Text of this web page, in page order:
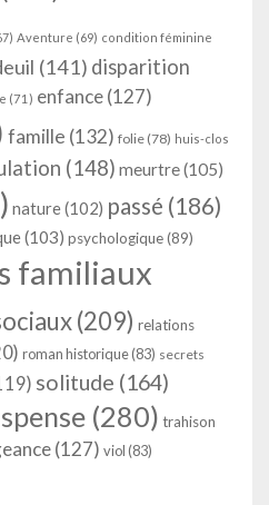
Aventure (69) condition féminine
(141) disparition
(71) enfance(127)
famille (132) folie (78) huis-clos
(148) meurtre(105)
nature(102) passé (186)
(103) psychologique(89)
familiaux
(209) relations
roman historique(83) secrets
solitude (164)
(280) trahison
(127) viol (83)